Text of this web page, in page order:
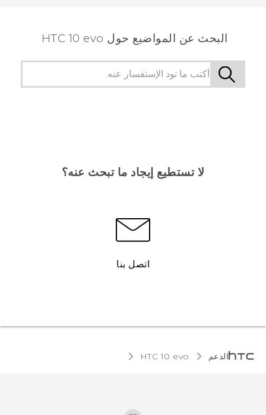
البحث عن المواضيع حول HTC 10 evo
لا تستطيع إيجاد ما تبحث عنه؟
اتصل بنا
الدعم HTC 10 evo‎